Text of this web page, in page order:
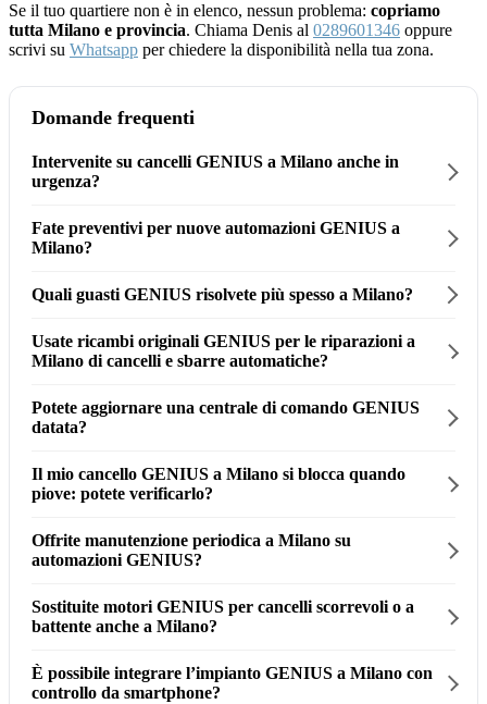
Se il tuo quartiere non è in elenco, nessun problema: copriamo
tutta Milano e provincia. Chiama Denis al 0289601346 oppure
scrivi su Whatsapp per chiedere la disponibilità nella tua zona.
Domande frequenti
Intervenite su cancelli GENIUS a Milano anche in
urgenza?
Fate preventivi per nuove automazioni GENIUS a
Milano?
Quali guasti GENIUS risolvete più spesso a Milano?
Usate ricambi originali GENIUS per le riparazioni a
Milano di cancelli e sbarre automatiche?
Potete aggiornare una centrale di comando GENIUS
datata?
Il mio cancello GENIUS a Milano si blocca quando
piove: potete verificarlo?
Offrite manutenzione periodica a Milano su
automazioni GENIUS?
Sostituite motori GENIUS per cancelli scorrevoli o a
battente anche a Milano?
È possibile integrare l’impianto GENIUS a Milano con
controllo da smartphone?